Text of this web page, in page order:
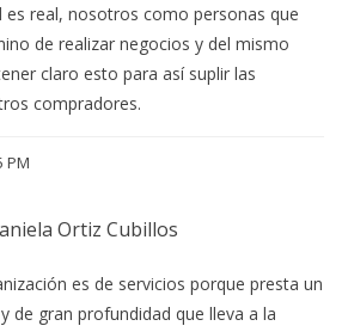
es real, nosotros como personas que
de realizar negocios y del mismo
claro esto para así suplir las
compradores.
PM
Ortiz Cubillos
es de servicios porque presta un
de gran profundidad que lleva a la